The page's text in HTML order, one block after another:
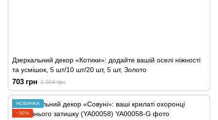
Дзеркальний декор «Котики»: додайте вашій оселі ніжності
та усмішок, 5 шт/10 шт/20 шт, 5 шт, Золото
703 грн 1 004 грн
НОВИНКА
−30%